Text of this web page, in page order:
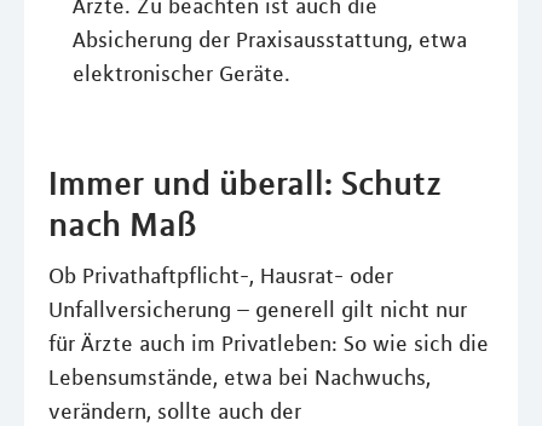
Ärzte. Zu beachten ist auch die
Absicherung der Praxisausstattung, etwa
elektronischer Geräte.
Immer und überall: Schutz
nach Maß
Ob Privathaftpflicht-, Hausrat- oder
Unfallversicherung – generell gilt nicht nur
für Ärzte auch im Privatleben: So wie sich die
Lebensumstände, etwa bei Nachwuchs,
verändern, sollte auch der